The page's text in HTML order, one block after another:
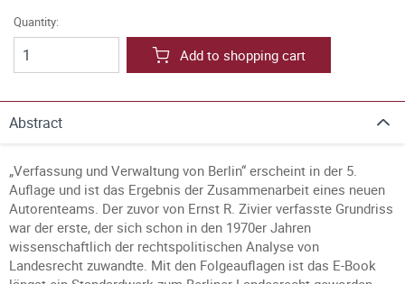
Quantity:
Add to shopping cart
Abstract
„Verfassung und Verwaltung von Berlin“ erscheint in der 5.
Auflage und ist das Ergebnis der Zusammenarbeit eines neuen
Autorenteams. Der zuvor von Ernst R. Zivier verfasste Grundriss
war der erste, der sich schon in den 1970er Jahren
wissenschaftlich der rechtspolitischen Analyse von
Landesrecht zuwandte. Mit den Folgeauflagen ist das E-Book